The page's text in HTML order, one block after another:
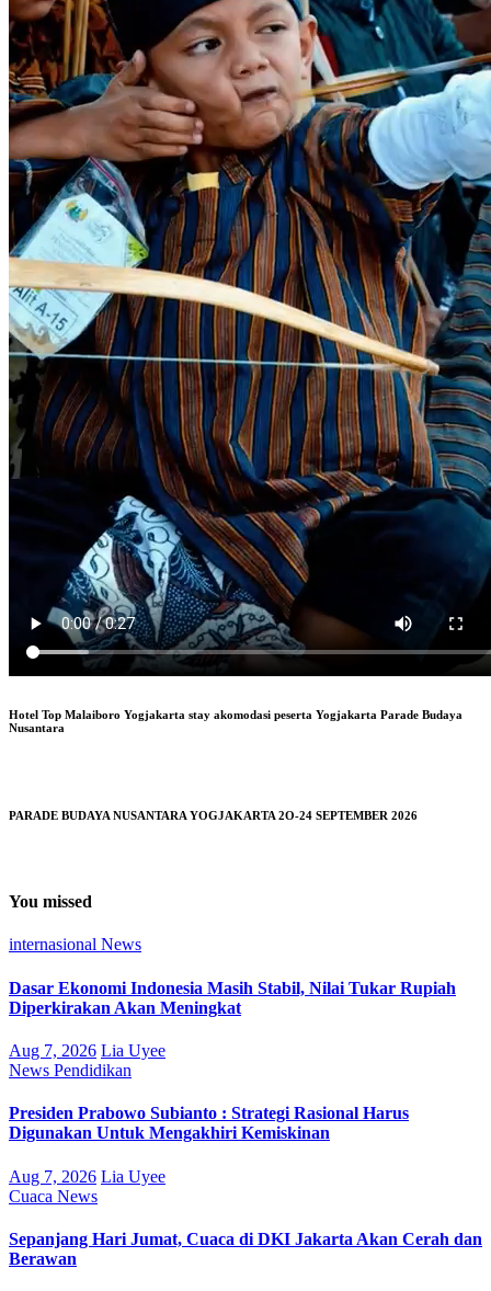
Hotel Top Malaiboro Yogjakarta stay akomodasi peserta Yogjakarta Parade Budaya
Nusantara
PARADE BUDAYA NUSANTARA YOGJAKARTA 2O-24 SEPTEMBER 2026
You missed
internasional News
Dasar Ekonomi Indonesia Masih Stabil, Nilai Tukar Rupiah
Diperkirakan Akan Meningkat
Aug 7, 2026 Lia Uyee
News Pendidikan
Presiden Prabowo Subianto : Strategi Rasional Harus
Digunakan Untuk Mengakhiri Kemiskinan
Aug 7, 2026 Lia Uyee
Cuaca News
Sepanjang Hari Jumat, Cuaca di DKI Jakarta Akan Cerah dan
Berawan